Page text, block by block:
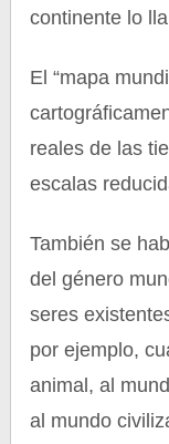
continente lo
El “mapa
reales de las
escalas
También se
del género
seres
por ejemplo,
animal, al
al mundo